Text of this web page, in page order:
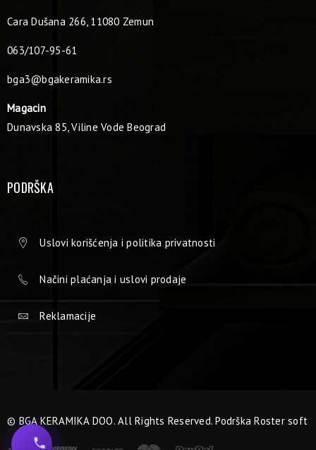
Cara Dušana 266, 11080 Zemun
063/107-95-61
bga3@bgakeramika.rs
Magacin
Dunavska 85, Viline Vode Beograd
PODRŠKA
Uslovi korišćenja i politika privatnosti
Načini plaćanja i uslovi prodaje
Reklamacije
© BGA KERAMIKA DOO. All Rights Reserved. PodrškaRoster soft